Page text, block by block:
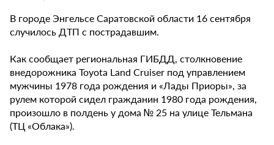
В городе Энгельсе Саратовской области 16 сентября
случилось ДТП с пострадавшим.
Как сообщает региональная ГИБДД, столкновение
внедорожника Toyota Land Cruiser под управлением
мужчины 1978 года рождения и «Лады Приоры», за
рулем которой сидел гражданин 1980 года рождения,
произошло в полдень у дома № 25 на улице Тельмана
(ТЦ «Облака»).